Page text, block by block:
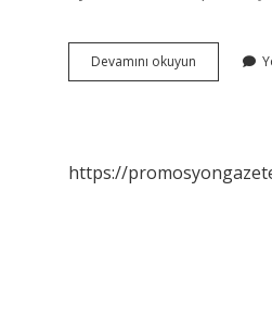
Devamını okuyun
Hastalığı
https://